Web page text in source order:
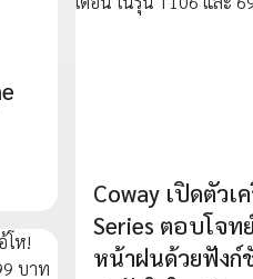
Coway เปิดตัว
Series ตอบโจท
หน้าฝนด้วยฟัง